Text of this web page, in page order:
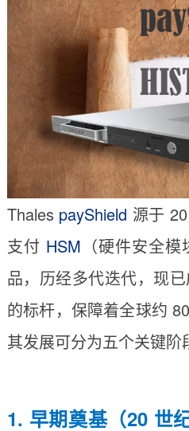
Thales payShield 源于
支付 HSM （硬件安全
品，历经多代迭代，现
的标杆，保障着全球约
其发展可分为五个关键阶
1. 早期奠基（20 世